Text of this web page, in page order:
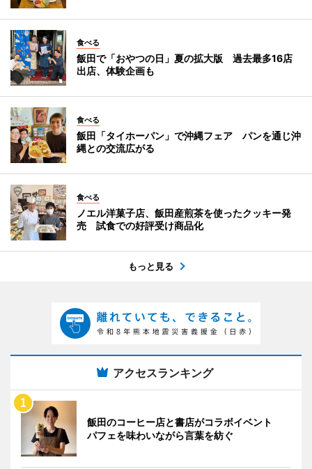
食べる
飯田で「おやつの日」夏の拡大版 過去最多16店
出店、体験企画も
食べる
飯田「タイホーパン」で沖縄フェア パンを通じ沖
縄との交流広がる
食べる
ノエル洋菓子店、飯田産煎茶を使ったクッキー発
売 試食での好評受け商品化
もっと見る
アクセスランキング
飯田のコーヒー店と書店がコラボイベント
パフェを味わいながら言葉を紡ぐ